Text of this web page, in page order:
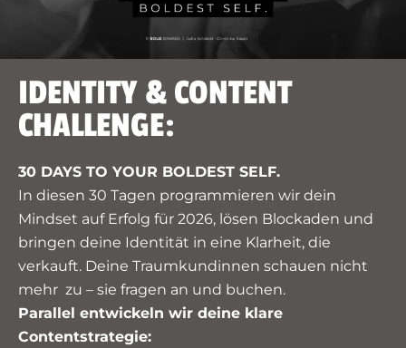
IDENTITY & CONTENT
CHALLENGE:
30 DAYS TO YOUR BOLDEST SELF.
In diesen 30 Tagen programmieren wir dein
Mindset auf Erfolg für 2026, lösen Blockaden und
bringen deine Identität in eine Klarheit, die
verkauft. Deine Traumkundinnen schauen nicht
mehr zu – sie fragen an und buchen.
Parallel entwickeln wir deine klare
Contentstrategie: